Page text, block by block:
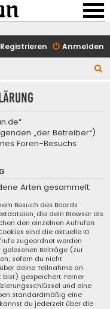
Anmelden
Registrieren
h
„der Betreiber“)
Foren-Besuchs
Arten gesammelt:
Besuch des Boards
die dein Browser als
den einzelnen Aufrufen
sind die aktuelle ID
zugeordnet werden
Beiträge (zur
sofern du nicht
deine Teilnahme an
gespeichert. Ferner
und eine
standardmäßig eine
du jederzeit über die